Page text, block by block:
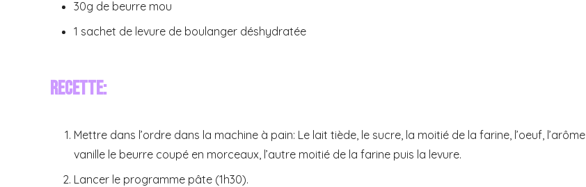
30g de beurre mou
1 sachet de levure de boulanger déshydratée
Recette:
Mettre dans l’ordre dans la machine à pain: Le lait tiède, le sucre, la moitié de la farine, l’oeuf, l’arôme
vanille le beurre coupé en morceaux, l’autre moitié de la farine puis la levure.
Lancer le programme pâte (1h30).